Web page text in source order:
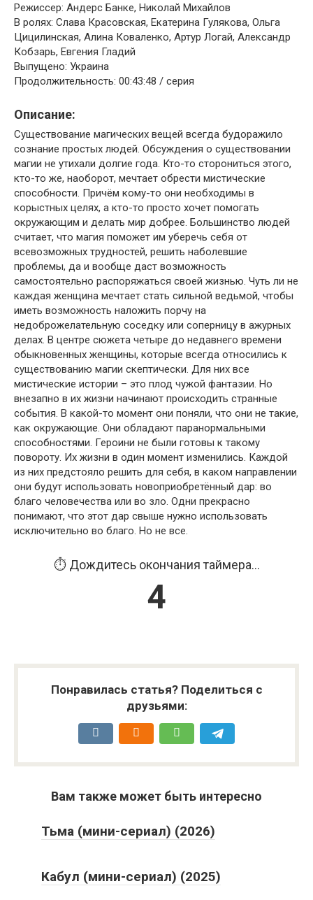
Режиссер: Андерс Банке, Николай Михайлов
В ролях: Слава Красовская, Екатерина Гулякова, Ольга
Цицилинская, Алина Коваленко, Артур Логай, Александр
Кобзарь, Евгения Гладий
Выпущено: Украина
Продолжительность: 00:43:48 / серия
Описание:
Существование магических вещей всегда будоражило
сознание простых людей. Обсуждения о существовании
магии не утихали долгие года. Кто-то сторониться этого,
кто-то же, наоборот, мечтает обрести мистические
способности. Причём кому-то они необходимы в
корыстных целях, а кто-то просто хочет помогать
окружающим и делать мир добрее. Большинство людей
считает, что магия поможет им уберечь себя от
всевозможных трудностей, решить наболевшие
проблемы, да и вообще даст возможность
самостоятельно распоряжаться своей жизнью. Чуть ли не
каждая женщина мечтает стать сильной ведьмой, чтобы
иметь возможность наложить порчу на
недоброжелательную соседку или соперницу в ажурных
делах. В центре сюжета четыре до недавнего времени
обыкновенных женщины, которые всегда относились к
существованию магии скептически. Для них все
мистические истории – это плод чужой фантазии. Но
внезапно в их жизни начинают происходить странные
события. В какой-то момент они поняли, что они не такие,
как окружающие. Они обладают паранормальными
способностями. Героини не были готовы к такому
повороту. Их жизни в один момент изменились. Каждой
из них предстояло решить для себя, в каком направлении
они будут использовать новоприобретённый дар: во
благо человечества или во зло. Одни прекрасно
понимают, что этот дар свыше нужно использовать
исключительно во благо. Но не все.
⏱️ Дождитесь окончания таймера...
3
Понравилась статья? Поделиться с
друзьями:
Вам также может быть интересно
Тьма (мини-сериал) (2026)
Кабул (мини-сериал) (2025)